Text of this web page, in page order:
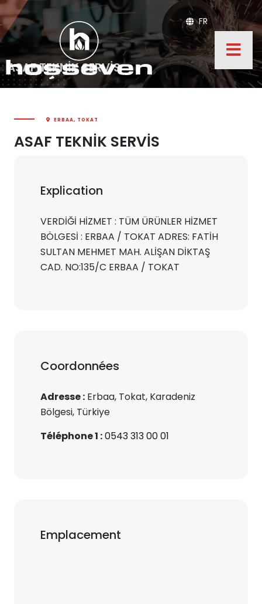
FR
ASAF TEKNİK SERVİS
ERBAA, TOKAT
ASAF TEKNİK SERVİS
Explication
VERDİĞİ HİZMET : TÜM ÜRÜNLER HİZMET
BÖLGESİ : ERBAA / TOKAT ADRES: FATİH
SULTAN MEHMET MAH. ALİŞAN DİKTAŞ
CAD. NO:135/C ERBAA / TOKAT
Coordonnées
Adresse : Erbaa, Tokat, Karadeniz
Bölgesi, Türkiye
Téléphone 1 :0543 313 00 01
Emplacement